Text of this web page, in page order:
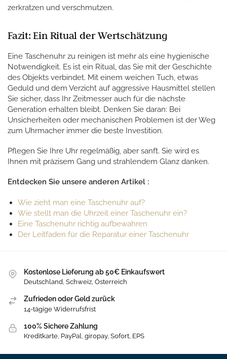
zerkratzen und verschmutzen.
Fazit: Ein Ritual der Wertschätzung
Eine Taschenuhr zu reinigen ist mehr als eine hygienische
Notwendigkeit. Es ist ein Ritual, das Sie mit der Geschichte
des Objekts verbindet. Mit einem weichen Tuch, etwas
Geduld und dem Verzicht auf aggressive Hausmittel stellen
Sie sicher, dass Ihr Zeitmesser auch für die nächste
Generation erhalten bleibt. Denken Sie daran: Bei
Unsicherheiten oder mechanischen Problemen ist der Weg
zum Uhrmacher immer die beste Investition.
Pflegen Sie Ihre Uhr regelmäßig, aber sanft. Sie wird es
Ihnen mit präzisem Gang und strahlendem Glanz danken.
Entdecken Sie unsere anderen Artikel :
Wie zieht man eine Taschenuhr auf?
Wie stellt man die Uhrzeit einer Taschenuhr ein?
Eine Taschenuhr richtig aufbewahren
Der Leitfaden für die Reparatur einer Taschenuhr
Kostenlose Lieferung ab 50€ Einkaufswert
Deutschland, Schweiz, Österreich
Zufrieden oder Geld zurück
14-tägige Widerrufsfrist
100% Sichere Zahlung
Kreditkarte, PayPal, giropay, Sofort, EPS